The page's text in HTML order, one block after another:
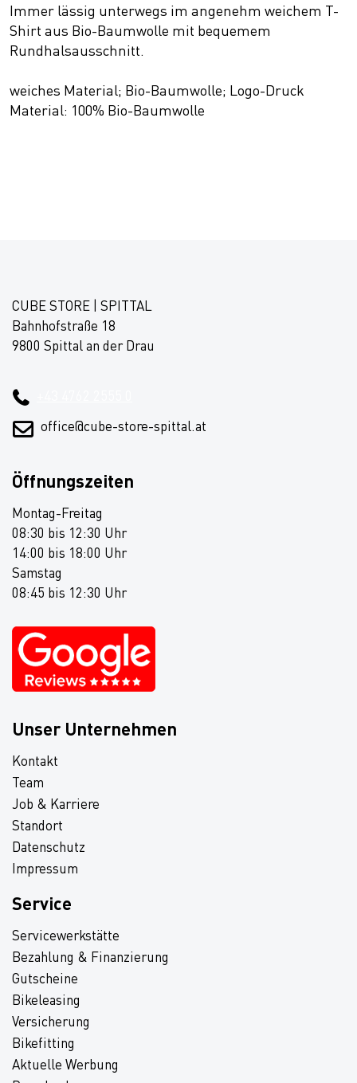
Immer lässig unterwegs im angenehm weichem T-
Shirt aus Bio-Baumwolle mit bequemem
Rundhalsausschnitt.
weiches Material; Bio-Baumwolle; Logo-Druck
Material: 100% Bio-Baumwolle
CUBE STORE | SPITTAL
Bahnhofstraße 18
9800 Spittal an der Drau
office@cube-store-spittal.at
Öffnungszeiten
Montag-Freitag
08:30 bis 12:30 Uhr
14:00 bis 18:00 Uhr
Samstag
08:45 bis 12:30 Uhr
Unser Unternehmen
Kontakt
Team
Job & Karriere
Standort
Datenschutz
Impressum
Service
Servicewerkstätte
Bezahlung & Finanzierung
Gutscheine
Bikeleasing
Versicherung
Bikefitting
Aktuelle Werbung